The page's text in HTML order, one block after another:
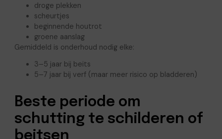
droge plekken
scheurtjes
beginnende houtrot
groene aanslag
Gemiddeld is onderhoud nodig elke:
3–5 jaar bij beits
5–7 jaar bij verf (maar meer risico op bladderen)
Beste periode om
schutting te schilderen of